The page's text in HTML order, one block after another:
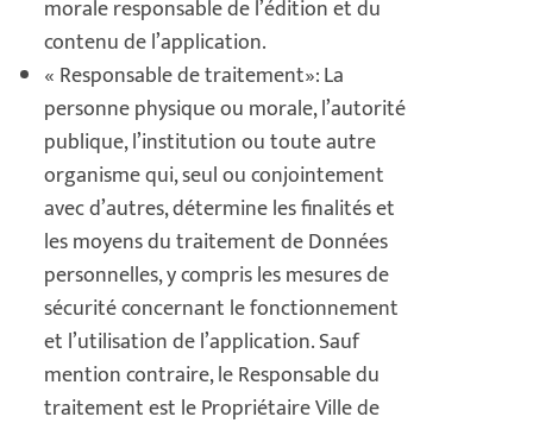
morale responsable de l’édition et du
contenu de l’application.
« Responsable de traitement»: La
personne physique ou morale, l’autorité
publique, l’institution ou toute autre
organisme qui, seul ou conjointement
avec d’autres, détermine les finalités et
les moyens du traitement de Données
personnelles, y compris les mesures de
sécurité concernant le fonctionnement
et l’utilisation de l’application. Sauf
mention contraire, le Responsable du
traitement est le Propriétaire Ville de